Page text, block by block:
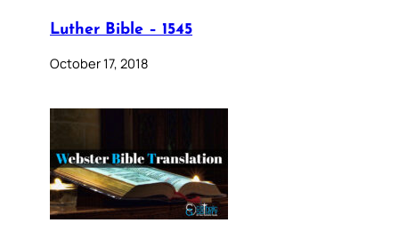
Luther Bible – 1545
October 17, 2018